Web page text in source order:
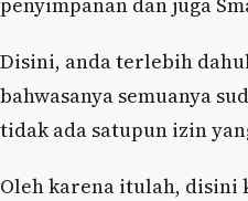
Disini, anda terlebih
bahwasanya semuanya
tidak ada satupun izin
Oleh karena itulah, disini